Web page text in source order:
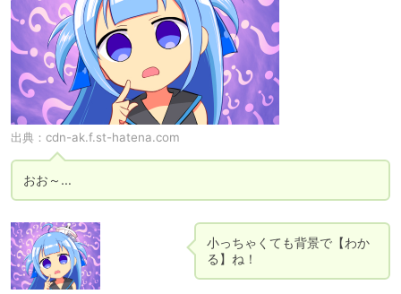
出典： cdn-ak.f.st-hatena.com
おお～…
小っちゃくても背景で【わか
る】ね！